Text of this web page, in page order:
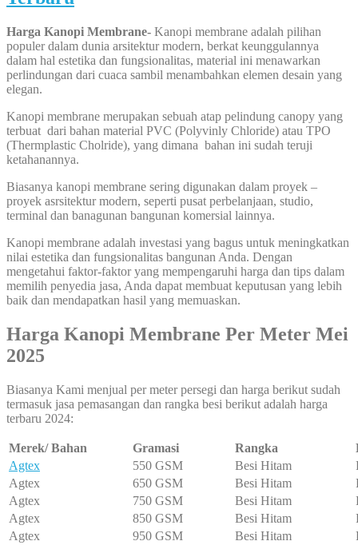
Harga Kanopi Membrane- Kanopi membrane adalah pilihan
populer dalam dunia arsitektur modern, berkat keunggulannya
dalam hal estetika dan fungsionalitas, material ini menawarkan
perlindungan dari cuaca sambil menambahkan elemen desain yang
elegan.
Kanopi membrane merupakan sebuah atap pelindung canopy yang
terbuat dari bahan material PVC (Polyvinly Chloride) atau TPO
(Thermplastic Cholride), yang dimana bahan ini sudah teruji
ketahanannya.
Biasanya kanopi membrane sering digunakan dalam proyek –
proyek asrsitektur modern, seperti pusat perbelanjaan, studio,
terminal dan banagunan bangunan komersial lainnya.
Kanopi membrane adalah investasi yang bagus untuk meningkatkan
nilai estetika dan fungsionalitas bangunan Anda. Dengan
mengetahui faktor-faktor yang mempengaruhi harga dan tips dalam
memilih penyedia jasa, Anda dapat membuat keputusan yang lebih
baik dan mendapatkan hasil yang memuaskan.
Harga Kanopi Membrane Per Meter Mei
2025
Biasanya Kami menjual per meter persegi dan harga berikut sudah
termasuk jasa pemasangan dan rangka besi berikut adalah harga
terbaru 2024:
Merek/ Bahan Gramasi Rangka
Agtex
550 GSM Besi Hitam
Agtex
650 GSM Besi Hitam
Agtex
750 GSM Besi Hitam
Agtex
850 GSM Besi Hitam
Agtex
950 GSM Besi Hitam